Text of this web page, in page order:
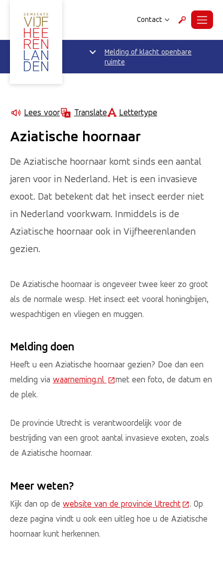
Contact ZoekenMenu
Melding of klacht openbare
ruimte
Lees voor Translate Lettertype
Aziatische hoornaar
De Aziatische hoornaar komt sinds een aantal
jaren voor in Nederland. Het is een invasieve
exoot. Dat betekent dat het insect eerder niet
in Nederland voorkwam. Inmiddels is de
Aziatische hoornaar ook in Vijfheerenlanden
gezien.
De Aziatische hoornaar is ongeveer twee keer zo groot
als de normale wesp. Het insect eet vooral honingbijen,
wespachtigen en vliegen en muggen.
Melding doen
Heeft u een Aziatische hoornaar gezien? Doe dan een
melding via waarneming.nl (Deze link gaat naar een
met een foto, de datum en
de plek.
De provincie Utrecht is verantwoordelijk voor de
bestrijding van een groot aantal invasieve exoten, zoals
de Aziatische hoornaar.
Meer weten?
Kijk dan op de website van de provincie Utrecht (Deze link
. Op
deze pagina vindt u ook een uitleg hoe u de Aziatische
hoornaar kunt herkennen.